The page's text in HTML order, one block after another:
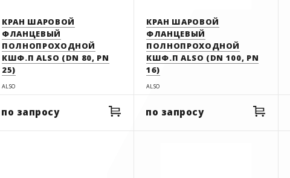
КРАН ШАРОВОЙ
ФЛАНЦЕВЫЙ
ПОЛНОПРОХОДНОЙ
КШФ.П ALSO (DN 80, PN
25)
ALSO
по запросу
КРАН ШАРОВОЙ
ФЛАНЦЕВЫЙ
ПОЛНОПРОХОДНОЙ
КШФ.П ALSO (DN 100, PN
16)
ALSO
по запросу